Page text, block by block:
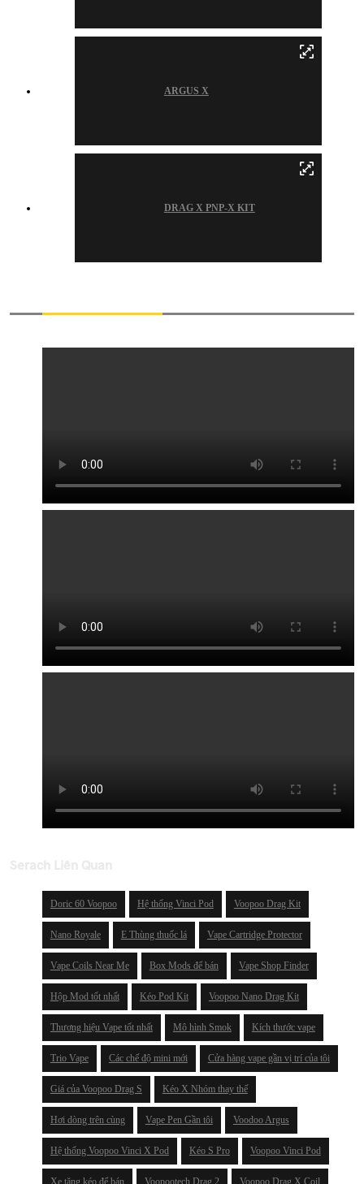
ARGUS X
DRAG X PNP-X KIT
Doric 60 Voopoo Hệ thống Vinci Pod Voopoo Drag Kit
Nano Royale E Thùng thuốc lá Vape Cartridge Protector
Vape Coils Near Me Box Mods để bán Vape Shop Finder
Hộp Mod tốt nhất Kéo Pod Kit Voopoo Nano Drag Kit
Thương hiệu Vape tốt nhất Mô hình Smok Kích thước vape
Trio Vape Các chế độ mini mới Cửa hàng vape gần vị trí của tôi
Giá của Voopoo Drag S Kéo X Nhóm thay thế
Hơi dòng trên cùng Vape Pen Gần tôi Voodoo Argus
Hệ thống Voopoo Vinci X Pod Kéo S Pro Voopoo Vinci Pod